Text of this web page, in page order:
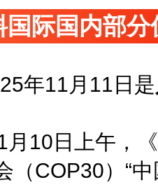
国际国内部
年11月11日是
月10日上午，《
（COP30）“